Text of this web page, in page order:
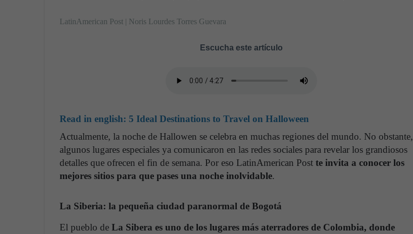
LatinAmerican Post | Noris Lourdes Torres Guevara
Escucha este artículo
Read in english: 5 Ideal Destinations to Travel on Halloween
Actualmente, la noche de Hallowen se celebra en muchas regiones del mundo. No obstante,
algunos lugares especiales ya comunicaron en las redes sociales para revelar los grandiosos
detalles que ofrecen el fin de semana. Por eso LatinAmerican Post te invita a conocer los
mejores sitios para que pases una noche inolvidable.
La Siberia: la pequeña ciudad paranormal de Bogotá
El pueblo de La Sibera es uno de los lugares más aterradores de Colombia, donde